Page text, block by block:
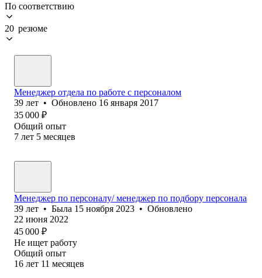
По соответствию
20 резюме
Менеджер отдела по работе с персоналом
39 лет • Обновлено 16 января 2017
35 000 ₽
Общий опыт
7 лет 5 месяцев
Менеджер по персоналу/ менеджер по подбору персонала
39 лет • Была 15 ноября 2023 • Обновлено
22 июня 2022
45 000 ₽
Не ищет работу
Общий опыт
16 лет 11 месяцев